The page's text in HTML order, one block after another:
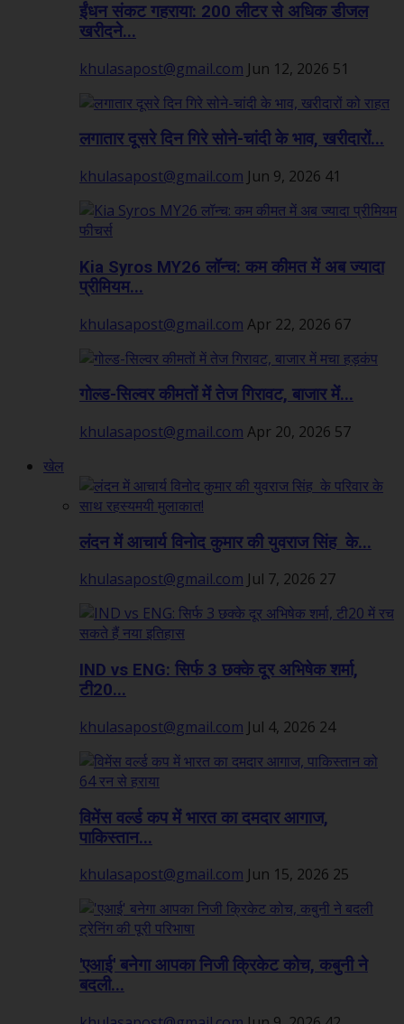
ईंधन संकट गहराया: 200 लीटर से अधिक डीजल
खरीदने...
khulasapost@gmail.com Jun 12, 2026 51
लगातार दूसरे दिन गिरे सोने-चांदी के भाव, खरीदारों...
khulasapost@gmail.com Jun 9, 2026 41
Kia Syros MY26 लॉन्च: कम कीमत में अब ज्यादा
प्रीमियम...
khulasapost@gmail.com Apr 22, 2026 67
गोल्ड-सिल्वर कीमतों में तेज गिरावट, बाजार में...
khulasapost@gmail.com Apr 20, 2026 57
खेल
लंदन में आचार्य विनोद कुमार की युवराज सिंह के...
khulasapost@gmail.com Jul 7, 2026 27
IND vs ENG: सिर्फ 3 छक्के दूर अभिषेक शर्मा,
टी20...
khulasapost@gmail.com Jul 4, 2026 24
विमेंस वर्ल्ड कप में भारत का दमदार आगाज,
पाकिस्तान...
khulasapost@gmail.com Jun 15, 2026 25
'एआई' बनेगा आपका निजी क्रिकेट कोच, कबुनी ने
बदली...